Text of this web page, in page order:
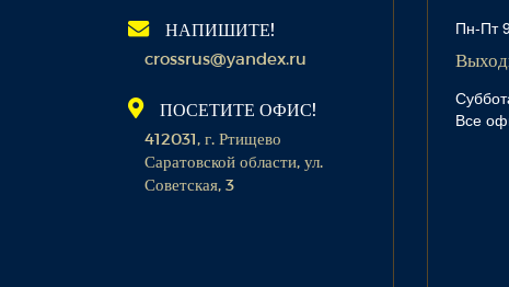
НАПИШИТЕ!
crossrus@yandex.ru
ПОСЕТИТЕ ОФИС!
412031, г. Ртищево
Саратовской области, ул.
Советская, 3
Пн-Пт
Все